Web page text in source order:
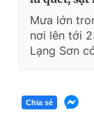
Mưa lớn
nơi lên tới
Lạng Sơn
Chia sẻ